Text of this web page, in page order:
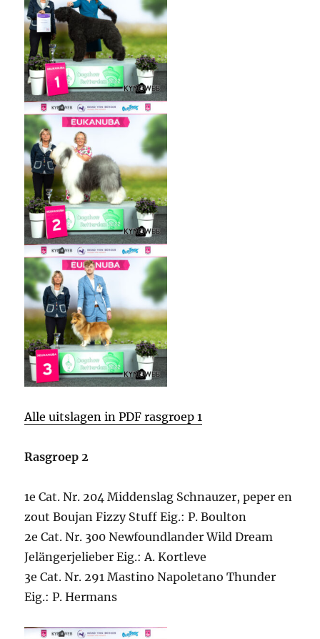
Alle uitslagen in PDF rasgroep 1
Rasgroep 2
1e Cat. Nr. 204 Middenslag Schnauzer, peper en
zout Boujan Fizzy Stuff Eig.: P. Boulton
2e Cat. Nr. 300 Newfoundlander Wild Dream
Jelängerjelieber Eig.: A. Kortleve
3e Cat. Nr. 291 Mastino Napoletano Thunder
Eig.: P. Hermans